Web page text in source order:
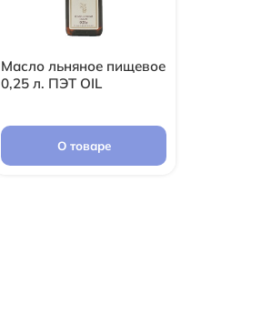
Масло льняное пищевое
0,25 л. ПЭТ OIL
О товаре